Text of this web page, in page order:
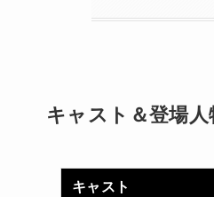
キャスト＆登場人
キャスト